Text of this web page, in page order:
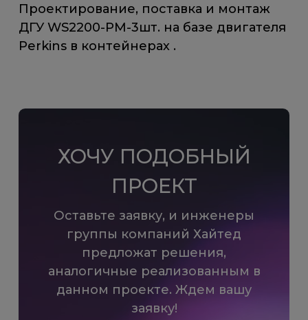
Проектирование, поставка и монтаж
ДГУ WS2200-PM-3шт. на базе двигателя
Perkins в контейнерах .
ХОЧУ ПОДОБНЫЙ
ПРОЕКТ
Оставьте заявку, и инженеры
группы компаний Хайтед
предложат решения,
аналогичные реализованным в
данном проекте. Ждем вашу
заявку!